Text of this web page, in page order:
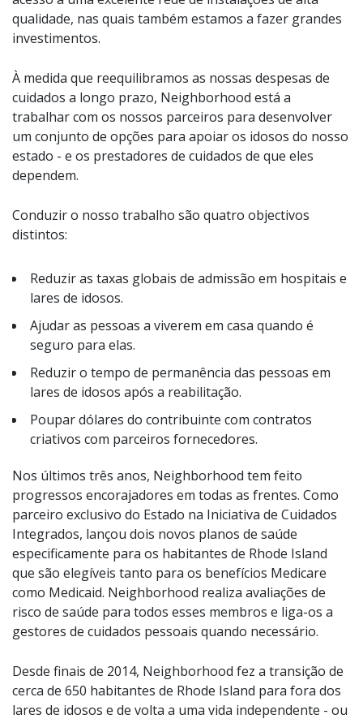
qualidade, nas quais também estamos a fazer grandes
investimentos.
À medida que reequilibramos as nossas despesas de
cuidados a longo prazo, Neighborhood está a
trabalhar com os nossos parceiros para desenvolver
um conjunto de opções para apoiar os idosos do nosso
estado - e os prestadores de cuidados de que eles
dependem.
Conduzir o nosso trabalho são quatro objectivos
distintos:
Reduzir as taxas globais de admissão em hospitais e
lares de idosos.
Ajudar as pessoas a viverem em casa quando é
seguro para elas.
Reduzir o tempo de permanência das pessoas em
lares de idosos após a reabilitação.
Poupar dólares do contribuinte com contratos
criativos com parceiros fornecedores.
Nos últimos três anos, Neighborhood tem feito
progressos encorajadores em todas as frentes. Como
parceiro exclusivo do Estado na Iniciativa de Cuidados
Integrados, lançou dois novos planos de saúde
especificamente para os habitantes de Rhode Island
que são elegíveis tanto para os benefícios Medicare
como Medicaid. Neighborhood realiza avaliações de
risco de saúde para todos esses membros e liga-os a
gestores de cuidados pessoais quando necessário.
Desde finais de 2014, Neighborhood fez a transição de
cerca de 650 habitantes de Rhode Island para fora dos
lares de idosos e de volta a uma vida independente - ou